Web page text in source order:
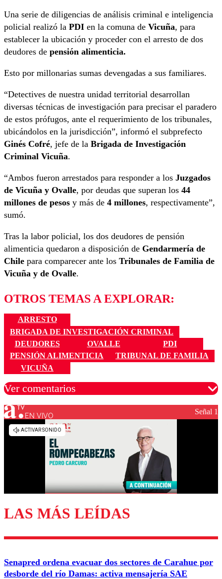
Una serie de diligencias de análisis criminal e inteligencia
policial realizó la PDI en la comuna de Vicuña, para
establecer la ubicación y proceder con el arresto de dos
deudores de pensión alimenticia.
Esto por millonarias sumas devengadas a sus familiares.
“Detectives de nuestra unidad territorial desarrollan
diversas técnicas de investigación para precisar el paradero
de estos prófugos, ante el requerimiento de los tribunales,
ubicándolos en la jurisdicción”, informó el subprefecto
Ginés Cofré, jefe de la Brigada de Investigación
Criminal Vicuña.
“Ambos fueron arrestados para responder a los Juzgados
de Vicuña y Ovalle, por deudas que superan los 44
millones de pesos y más de 4 millones, respectivamente”,
sumó.
Tras la labor policial, los dos deudores de pensión
alimenticia quedaron a disposición de Gendarmería de
Chile para comparecer ante los Tribunales de Familia de
Vicuña y de Ovalle.
OTROS TEMAS A EXPLORAR:
ARRESTO
BRIGADA DE INVESTIGACIÓN CRIMINAL
DEUDORES
OVALLE
PDI
PENSIÓN ALIMENTICIA
TRIBUNAL DE FAMILIA
VICUÑA
Ver comentarios
Los comentarios son moderados para garantizar un
diálogo respetuoso.
Enviar comentario
EN VIVO Señal 1
LAS MÁS LEÍDAS
Senapred ordena evacuar dos sectores de Carahue por
desborde del río Damas: activa mensajería SAE